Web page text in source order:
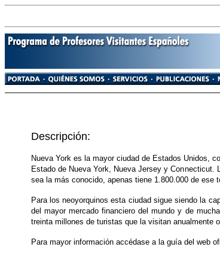
Descripción:
Nueva York es la mayor ciudad de Estados Unidos,
Estado de Nueva York, Nueva Jersey y
sea la más conocido, apenas tiene 1.800.000 de ese
Para los neoyorquinos esta ciudad sigue siendo la
del mayor mercado financiero del mundo y de
treinta millones de turistas que la visitan anualmente
Para mayor información accédase a la guía del web